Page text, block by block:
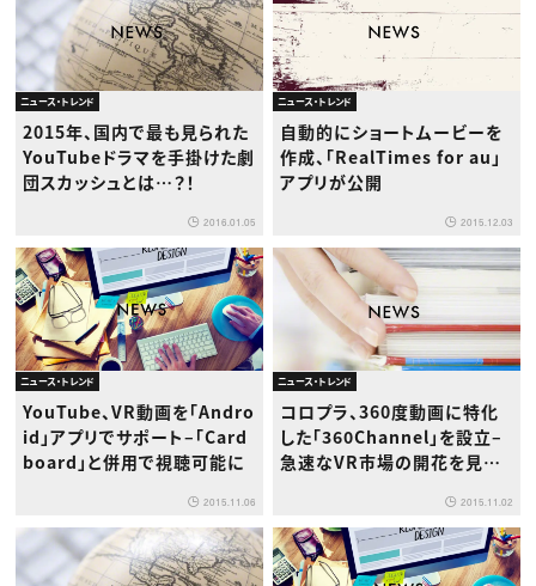
ニュース・トレンド
2015年、国内で最も見られた
YouTubeドラマを手掛けた劇
団スカッシュとは…？！
2016.01.05
ニュース・トレンド
自動的にショートムービーを
作成、「RealTimes for au」
アプリが公開
2015.12.03
ニュース・トレンド
YouTube、VR動画を「Andro
id」アプリでサポート–「Card
board」と併用で視聴可能に
2015.11.06
ニュース・トレンド
コロプラ、360度動画に特化
した「360Channel」を設立–
急速なVR市場の開花を見据
2015.11.02